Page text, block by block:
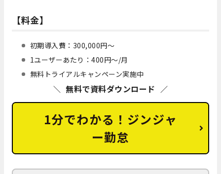
【料金】
初期導入費：300,000円～
1ユーザーあたり：400円～/月
無料トライアルキャンペーン実施中
無料で資料ダウンロード
1分でわかる！ジンジャ
ー勤怠